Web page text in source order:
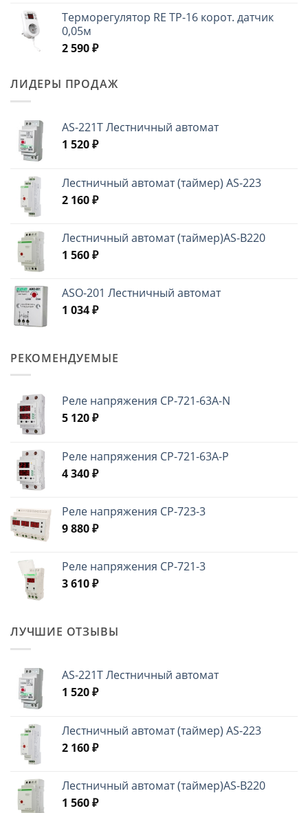
Терморегулятор RE ТР-16 корот. датчик
0,05м
2 590₽
ЛИДЕРЫ ПРОДАЖ
AS-221T Лестничный автомат
1 520₽
Лестничный автомат (таймер) AS-223
2 160₽
Лестничный автомат (таймер)AS-B220
1 560₽
ASO-201 Лестничный автомат
1 034₽
РЕКОМЕНДУЕМЫЕ
Реле напряжения CP-721-63A-N
5 120₽
Реле напряжения CP-721-63A-P
4 340₽
Реле напряжения CP-723-3
9 880₽
Реле напряжения CP-721-3
3 610₽
ЛУЧШИЕ ОТЗЫВЫ
AS-221T Лестничный автомат
1 520₽
Лестничный автомат (таймер) AS-223
2 160₽
Лестничный автомат (таймер)AS-B220
1 560₽